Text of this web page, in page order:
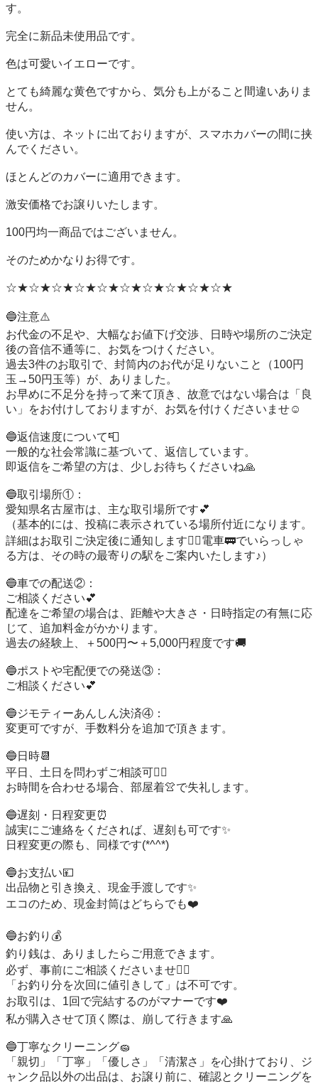
す。
完全に新品未使用品です。
色は可愛いイエローです。
とても綺麗な黄色ですから、気分も上がること間違いありま
せん。
使い方は、ネットに出ておりますが、スマホカバーの間に挟
んでください。
ほとんどのカバーに適用できます。
激安価格でお譲りいたします。
100円均一商品ではございません。
そのためかなりお得です。
☆★☆★☆★☆★☆★☆★☆★☆★☆★☆★
🔵注意⚠️
お代金の不足や、大幅なお値下げ交渉、日時や場所のご決定
後の音信不通等に、お気をつけください。
過去3件のお取引で、封筒内のお代が足りないこと（100円
玉→50円玉等）が、ありました。
お早めに不足分を持って来て頂き、故意ではない場合は「良
い」をお付けしておりますが、お気を付けくださいませ☺️
🔵返信速度について📮
一般的な社会常識に基づいて、返信しています。
即返信をご希望の方は、少しお待ちくださいね🙏
🔵取引場所①：
愛知県名古屋市は、主な取引場所です💕
（基本的には、投稿に表示されている場所付近になります。
詳細はお取引ご決定後に通知します🙇‍♀️電車🚃でいらっしゃ
る方は、その時の最寄りの駅をご案内いたします♪）
🔵車での配送②：
ご相談ください💕
配達をご希望の場合は、距離や大きさ・日時指定の有無に応
じて、追加料金がかかります。
過去の経験上、＋500円〜＋5,000円程度です🚚
🔵ポストや宅配便での発送③：
ご相談ください💕
🔵ジモティーあんしん決済④：
変更可ですが、手数料分を追加で頂きます。
🔵日時📆
平日、土日を問わずご相談可🙆‍♀️
お時間を合わせる場合、部屋着👚で失礼します。
🔵遅刻・日程変更⏰️
誠実にご連絡をくだされば、遅刻も可です✨
日程変更の際も、同様です(*^^*)
🔵お支払い💴
出品物と引き換え、現金手渡しです✨
エコのため、現金封筒はどちらでも❤️
🔵お釣り💰️
釣り銭は、ありましたらご用意できます。
必ず、事前にご相談くださいませ🙇‍♀️
「お釣り分を次回に値引きして」は不可です。
お取引は、1回で完結するのがマナーです❤️
私が購入させて頂く際は、崩して行きます🙏
🔵丁寧なクリーニング🧽
「親切」「丁寧」「優しさ」「清潔さ」を心掛けており、ジ
ャンク品以外の出品は、お譲り前に、確認とクリーニングを